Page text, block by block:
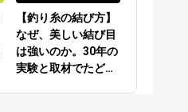
【釣り糸の結び方】
なぜ、美しい結び目
は強いのか。30年の
実験と取材でたどり